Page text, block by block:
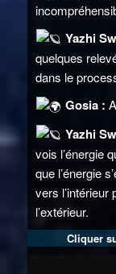
Yazhi
quelques
dans le
Gosia :
Yazhi
vois l’énergie
que l’énergie
vers l’intérieur
l’extérieur.
Cliquer